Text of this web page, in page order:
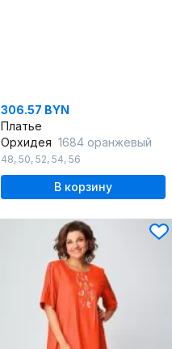
306.57 BYN
Платье
Орхидея 1684 оранжевый
48, 50, 52, 54, 56
В корзину